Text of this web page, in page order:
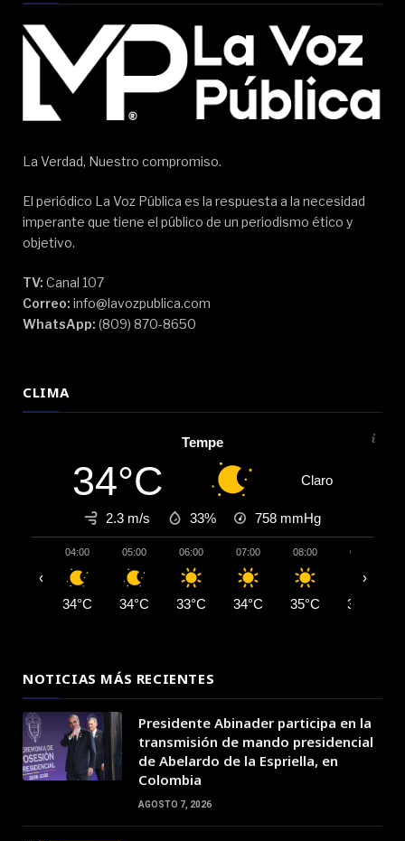
La Verdad, Nuestro compromiso.
El periódico La Voz Pública es la respuesta a la necesidad
imperante que tiene el público de un periodismo ético y
objetivo.
TV: Canal 107
Correo: info@lavozpublica.com
WhatsApp: (809) 870-8650
CLIMA
Tempe
34°C Claro
2.3 m/s 33% 758 mmHg
04:00
34°C
05:00
34°C
06:00
33°C
07:00
34°C
08:00
35°C
09:00
37°C
‹ ›
NOTICIAS MÁS RECIENTES
Presidente Abinader participa en la
transmisión de mando presidencial
de Abelardo de la Espriella, en
Colombia
AGOSTO 7, 2026